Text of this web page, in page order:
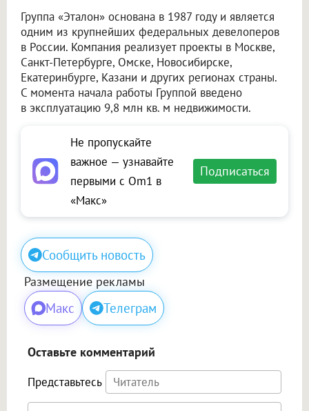
Группа «Эталон» основана в 1987 году и является
одним из крупнейших федеральных девелоперов
в России. Компания реализует проекты в Москве,
Санкт-Петербурге, Омске, Новосибирске,
Екатеринбурге, Казани и других регионах страны.
С момента начала работы Группой введено
в эксплуатацию 9,8 млн кв. м недвижимости.
Не пропускайте
важное — узнавайте
первыми с Om1 в
«Макс»
Подписаться
Сообщить новость
Размещение рекламы
Макс Телеграм
Оставьте комментарий
Представьтесь